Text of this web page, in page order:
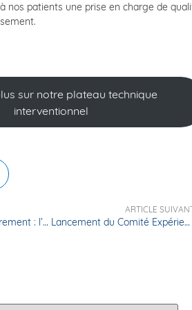
nos patients une prise en charge de
sur notre plateau technique
interventionnel
Arrêter de fumer autrement : l’hypnose au Centre Cardiologique d’Evecquemont
ARTICLE
Lancement du Comité Expérience Patient & appel à nos futurs Patients Partenaires